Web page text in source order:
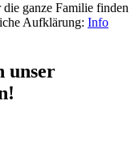
ganze Familie finden
Aufklärung: Info
unser